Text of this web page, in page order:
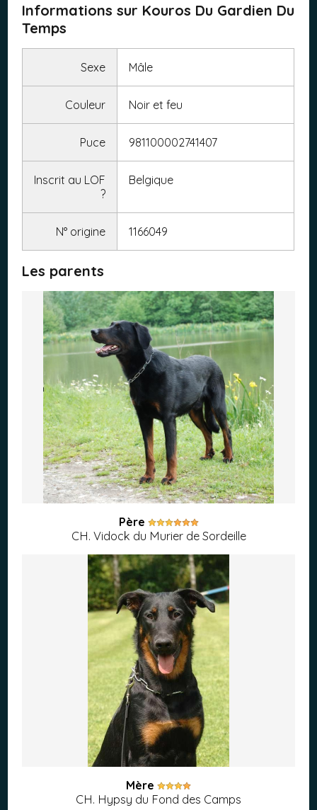
Informations sur Kouros Du Gardien Du
Temps
Sexe Mâle
Couleur Noir et feu
Puce 981100002741407
Inscrit au LOF
?
Belgique
N° origine 1166049
Les parents
Père
CH. Vidock du Murier de Sordeille
Mère
CH. Hypsy du Fond des Camps